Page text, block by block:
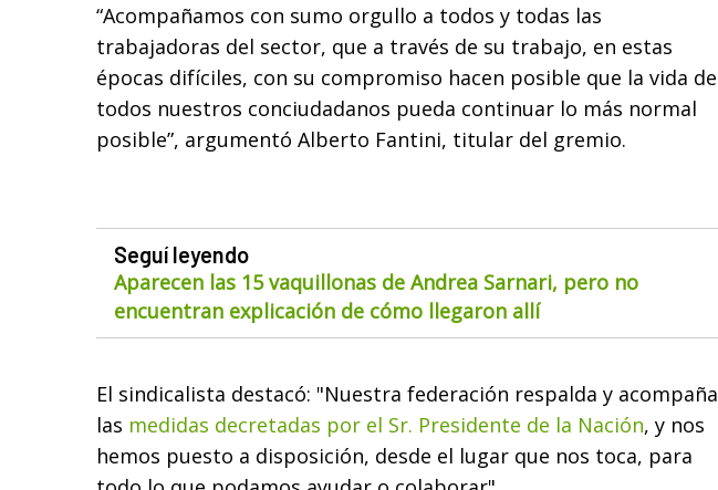
“Acompañamos con sumo orgullo a todos y todas las
trabajadoras del sector, que a través de su trabajo, en estas
épocas difíciles, con su compromiso hacen posible que la vida de
todos nuestros conciudadanos pueda continuar lo más normal
posible”, argumentó Alberto Fantini, titular del gremio.
Seguí leyendo
Aparecen las 15 vaquillonas de Andrea Sarnari, pero no
encuentran explicación de cómo llegaron allí
El sindicalista destacó: "Nuestra federación respalda y acompaña
las medidas decretadas por el Sr. Presidente de la Nación, y nos
hemos puesto a disposición, desde el lugar que nos toca, para